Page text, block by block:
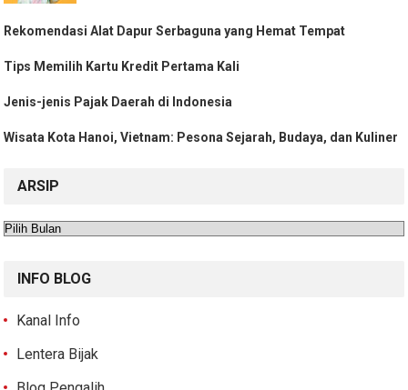
Rekomendasi Alat Dapur Serbaguna yang Hemat Tempat
Tips Memilih Kartu Kredit Pertama Kali
Jenis-jenis Pajak Daerah di Indonesia
Wisata Kota Hanoi, Vietnam: Pesona Sejarah, Budaya, dan Kuliner
ARSIP
Arsip
INFO BLOG
Kanal Info
Lentera Bijak